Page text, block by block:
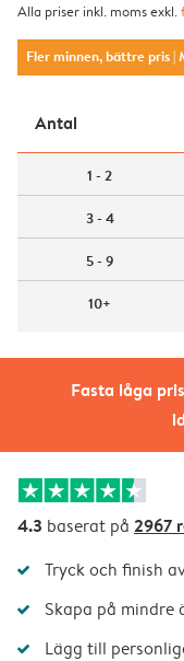
Fasta låga
Alla priser inkl. moms exkl.
Fler minnen, bättre pris|
Antal
1 - 2
3 - 4
5 - 9
10+
4.3 baserat på 2967
Tryck och finish
Skapa på mindre
Lägg till